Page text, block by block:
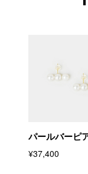
パールバーピ
¥37,400